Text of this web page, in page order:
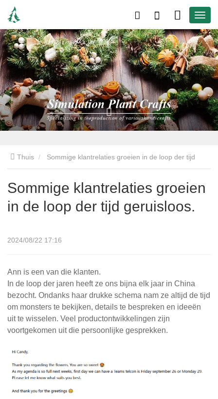
Thuis
Sommige klantrelaties groeien
in de loop der tijd geruisloos.
2024/08/22 17:16
Ann is een van die klanten.
In de loop der jaren heeft ze ons bijna elk jaar in China
bezocht. Ondanks haar drukke schema nam ze altijd de tijd
om monsters te bekijken, details te bespreken en ideeën
uit te wisselen. Veel productontwikkelingen zijn
voortgekomen uit die persoonlijke gesprekken.